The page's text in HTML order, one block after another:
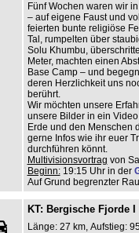
Fünf Wochen waren wir
– auf eigene Faust und
feierten bunte religiöse
Tal, rumpelten über
Solu Khumbu,
Meter, machten einen
Base Camp – und
deren Herzlichkeit uns
berührt.
Wir möchten unsere
unsere Bilder in ein
Erde und den Menschen
gerne Infos wie ihr euer
durchführen könnt.
Multivisionsvortrag von
Beginn:19:15 Uhr in der
Auf Grund begrenzter
KT: Bergische Fjorde I
Länge: 27 km, Aufstieg: